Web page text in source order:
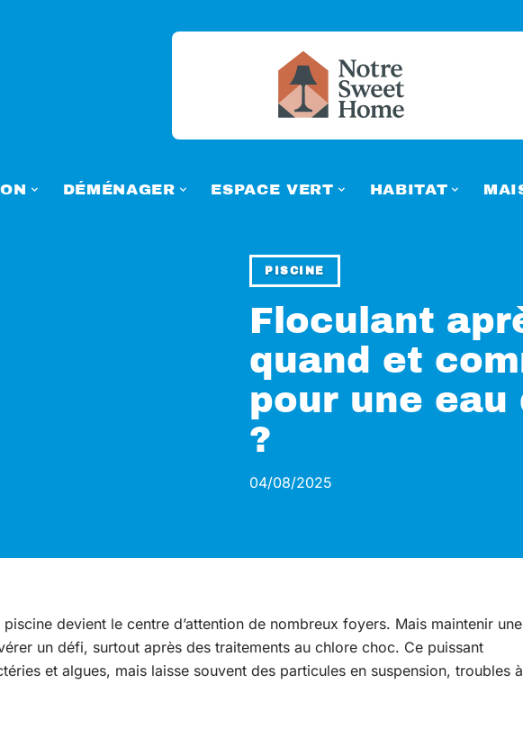
DÉMÉNAGER ESPACE VERT HABITAT
PISCINE
Floculant
quand et
pour une
?
04/08/2025
devient le centre d’attention de nombreux foyers. Mais maintenir
un défi, surtout après des traitements au chlore choc. Ce puissant
et algues, mais laisse souvent des particules en suspension, troubles